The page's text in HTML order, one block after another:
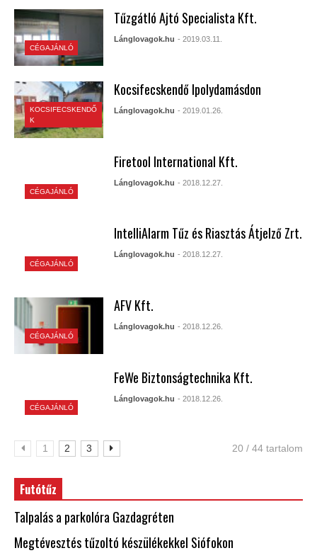
CÉGAJÁNLÓ
Tűzgátló Ajtó Specialista Kft.
Lánglovagok.hu - 2019.03.11.
KOCSIFECSKENDŐ
K
Kocsifecskendő Ipolydamásdon
Lánglovagok.hu - 2019.01.26.
CÉGAJÁNLÓ
Firetool International Kft.
Lánglovagok.hu - 2018.12.27.
CÉGAJÁNLÓ
IntelliAlarm Tűz és Riasztás Átjelző Zrt.
Lánglovagok.hu - 2018.12.27.
CÉGAJÁNLÓ
AFV Kft.
Lánglovagok.hu - 2018.12.26.
CÉGAJÁNLÓ
FeWe Biztonságtechnika Kft.
Lánglovagok.hu - 2018.12.26.
1 2 3 20 / 44 tartalom
Futótűz
Talpalás a parkolóra Gazdagréten
Megtévesztés tűzoltó készülékekkel Siófokon